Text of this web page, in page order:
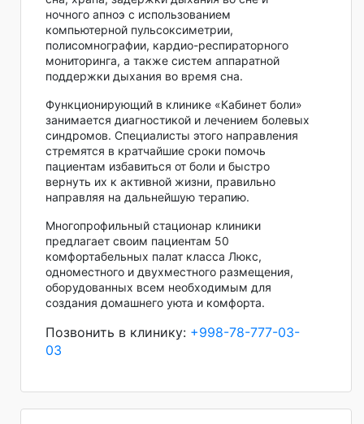
ночного апноэ с использованием
компьютерной пульсоксиметрии,
полисомнографии, кардио-респираторного
мониторинга, а также систем аппаратной
поддержки дыхания во время сна.
Функционирующий в клинике «Кабинет боли»
занимается диагностикой и лечением болевых
синдромов. Специалисты этого направления
стремятся в кратчайшие сроки помочь
пациентам избавиться от боли и быстро
вернуть их к активной жизни, правильно
направляя на дальнейшую терапию.
Многопрофильный стационар клиники
предлагает своим пациентам 50
комфортабельных палат класса Люкс,
одноместного и двухместного размещения,
оборудованных всем необходимым для
создания домашнего уюта и комфорта.
Позвонить в клинику: +998-78-777-03-
03